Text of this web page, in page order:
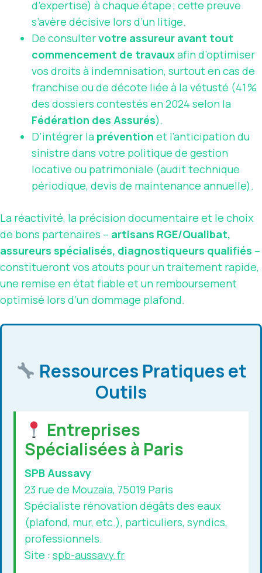
d’expertise) à chaque étape ; cette preuve
s’avère décisive lors d’un litige.
De consultervotre assureur avant tout
commencement de travauxafin d’optimiser
vos droits à indemnisation, surtout en cas de
franchise ou de décote liée à la vétusté (41 %
des dossiers contestés en 2024 selon la
Fédération des Assurés).
D’intégrer la prévention et l’anticipation du
sinistre dans votre politique de gestion
locative ou patrimoniale (audit technique
périodique, devis de maintenance annuelle).
La réactivité, la précision documentaire et le choix
de bons partenaires – artisans RGE/Qualibat,
assureurs spécialisés, diagnostiqueurs qualifiés –
constitueront vos atouts pour un traitement rapide,
une remise en état fiable et un remboursement
optimisé lors d’un dommage plafond.
Ressources Pratiques et
Outils
Entreprises
Spécialisées à Paris
SPB Aussavy
23 rue de Mouzaïa, 75019 Paris
Spécialiste rénovation dégâts des eaux
(plafond, mur, etc.), particuliers, syndics,
professionnels.
Site : spb-aussavy.fr